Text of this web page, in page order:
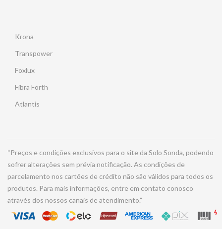
Krona
Transpower
Foxlux
Fibra Forth
Atlantis
“Preços e condições exclusivos para o site da Solo Sonda, podendo
sofrer alterações sem prévia notificação. As condições de
parcelamento nos cartões de crédito não são válidos para todos os
produtos. Para mais informações, entre em contato conosco
através dos nossos canais de atendimento.”